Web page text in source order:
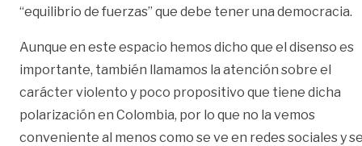
“equilibrio de fuerzas” que debe tener una democracia.
Aunque en este espacio hemos dicho que el disenso es
importante, también llamamos la atención sobre el
carácter violento y poco propositivo que tiene dicha
polarización en Colombia, por lo que no la vemos
conveniente al menos como se ve en redes sociales y